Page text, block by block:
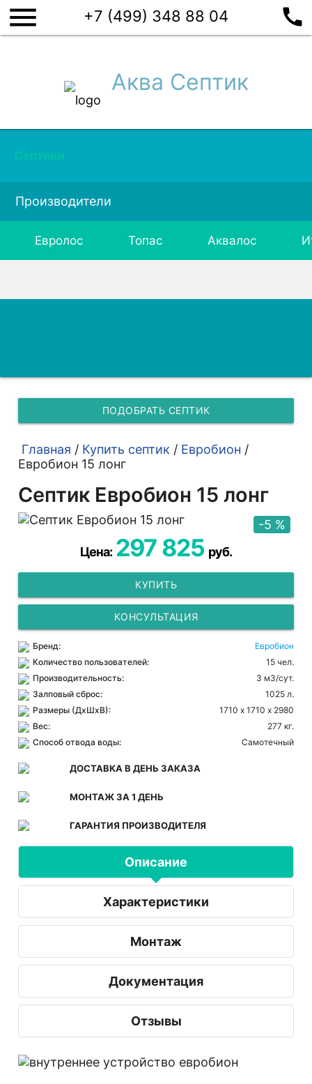
menu +7 (499) 348 88 04 call
Аква Септик
Септики
Производители
Евролос Топас Аквалос
ПОДОБРАТЬ СЕПТИК
Главная / Купить септик / Евробион /
Евробион 15 лонг
Септик Евробион 15 лонг
-5 %
Цена: 297 825 руб.
КУПИТЬ
КОНСУЛЬТАЦИЯ
Бренд:
Евробион
Количество пользователей:
15 чел.
Производительность:
3 м3/сут.
Залповый сброс:
1025 л.
Размеры (ДхШхВ):
1710 х 1710 х 2980
Вес:
277 кг.
Способ отвода воды:
Самотечный
ДОСТАВКА В ДЕНЬ ЗАКАЗА
МОНТАЖ ЗА 1 ДЕНЬ
ГАРАНТИЯ ПРОИЗВОДИТЕЛЯ
Описание
Характеристики
Монтаж
Документация
Отзывы